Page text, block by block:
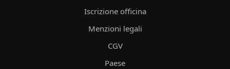
Iscrizione officina
Menzioni legali
CGV
Paese